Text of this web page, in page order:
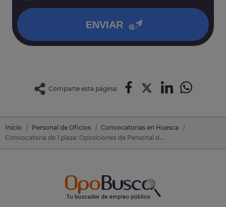
ENVIAR
Comparte esta página:
Inicio Personal de Oficios
Convocatorias en Huesca
Convocatoria de 1 plaza: Oposiciones de Personal de Oficios en Huesca (Huesca)